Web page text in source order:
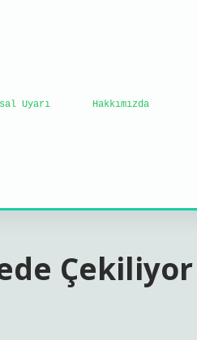
Uyarı Hakkımızda
Çekiliyor